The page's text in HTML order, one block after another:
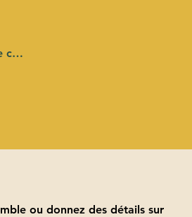
connecter
ou donnez des détails sur